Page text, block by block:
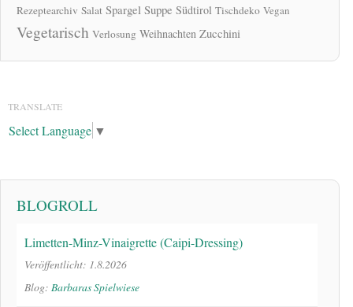
Rezeptearchiv Salat Spargel Suppe Südtirol Tischdeko Vegan
Vegetarisch Verlosung Weihnachten Zucchini
TRANSLATE
Select Language ▼
BLOGROLL
Limetten-Minz-Vinaigrette (Caipi-Dressing)
Veröffentlicht: 1.8.2026
Blog: Barbaras Spielwiese